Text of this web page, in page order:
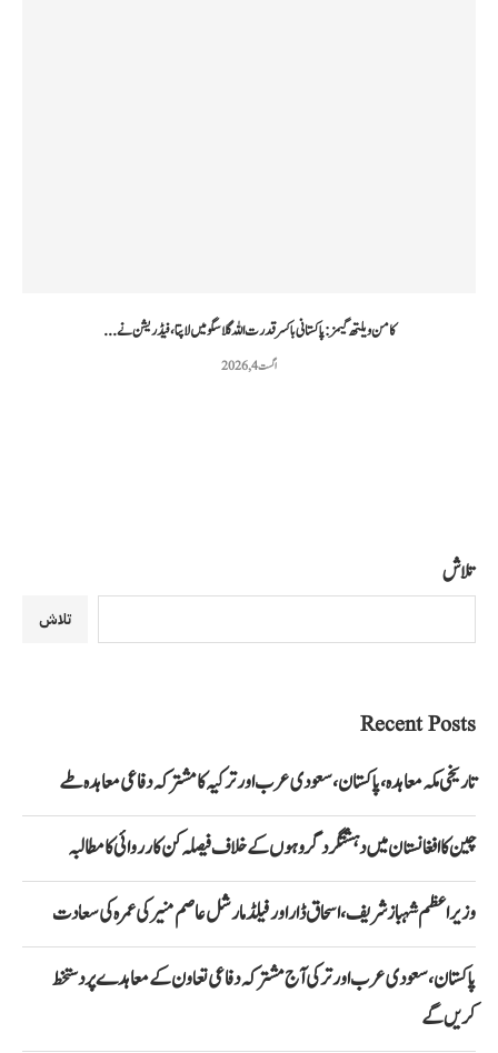
کامن ویلتھ گیمز: پاکستانی باکسر قدرت اللہ گلاسگو میں لاپتا، فیڈریشن نے...
اگست 4, 2026
تلاش
تلاش
Recent Posts
تاریخی مکہ معاہدہ، پاکستان، سعودی عرب اور ترکیہ کا مشترکہ دفاعی معاہدہ طے
چین کا افغانستان میں دہشتگرد گروہوں کے خلاف فیصلہ کن کارروائی کا مطالبہ
وزیراعظم شہباز شریف، اسحاق ڈار اور فیلڈ مارشل عاصم منیر کی عمرہ کی سعادت
پاکستان، سعودی عرب اور ترکی آج مشترکہ دفاعی تعاون کے معاہدے پر دستخط
کریں گے